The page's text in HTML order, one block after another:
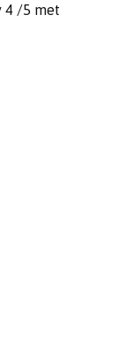
4 /5 met